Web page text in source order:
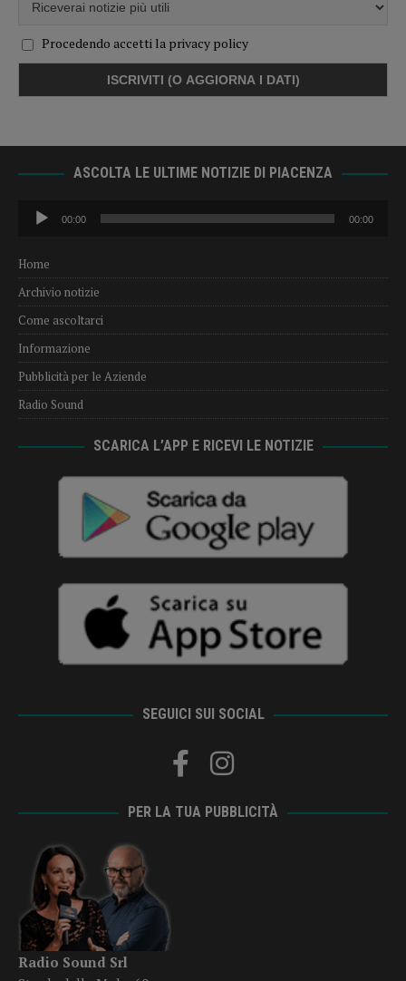
Procedendo accetti la privacy policy
ASCOLTA LE ULTIME NOTIZIE DI PIACENZA
Audio
Player
00:00 00:00
Home
Archivio notizie
Come ascoltarci
Informazione
Pubblicità per le Aziende
Radio Sound
SCARICA L’APP E RICEVI LE NOTIZIE
SEGUICI SUI SOCIAL
PER LA TUA PUBBLICITÀ
Radio Sound Srl